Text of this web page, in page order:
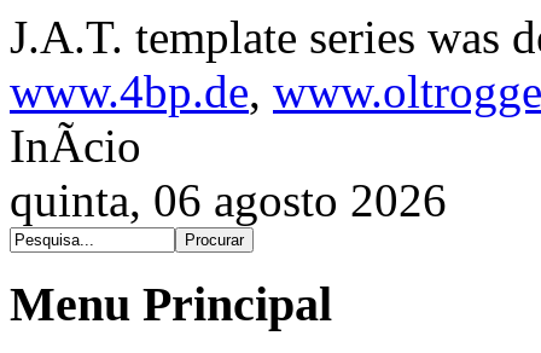
J.A.T. template series was
www.4bp.de,
InÃ­cio
quinta, 06 agosto 2026
Menu Principal